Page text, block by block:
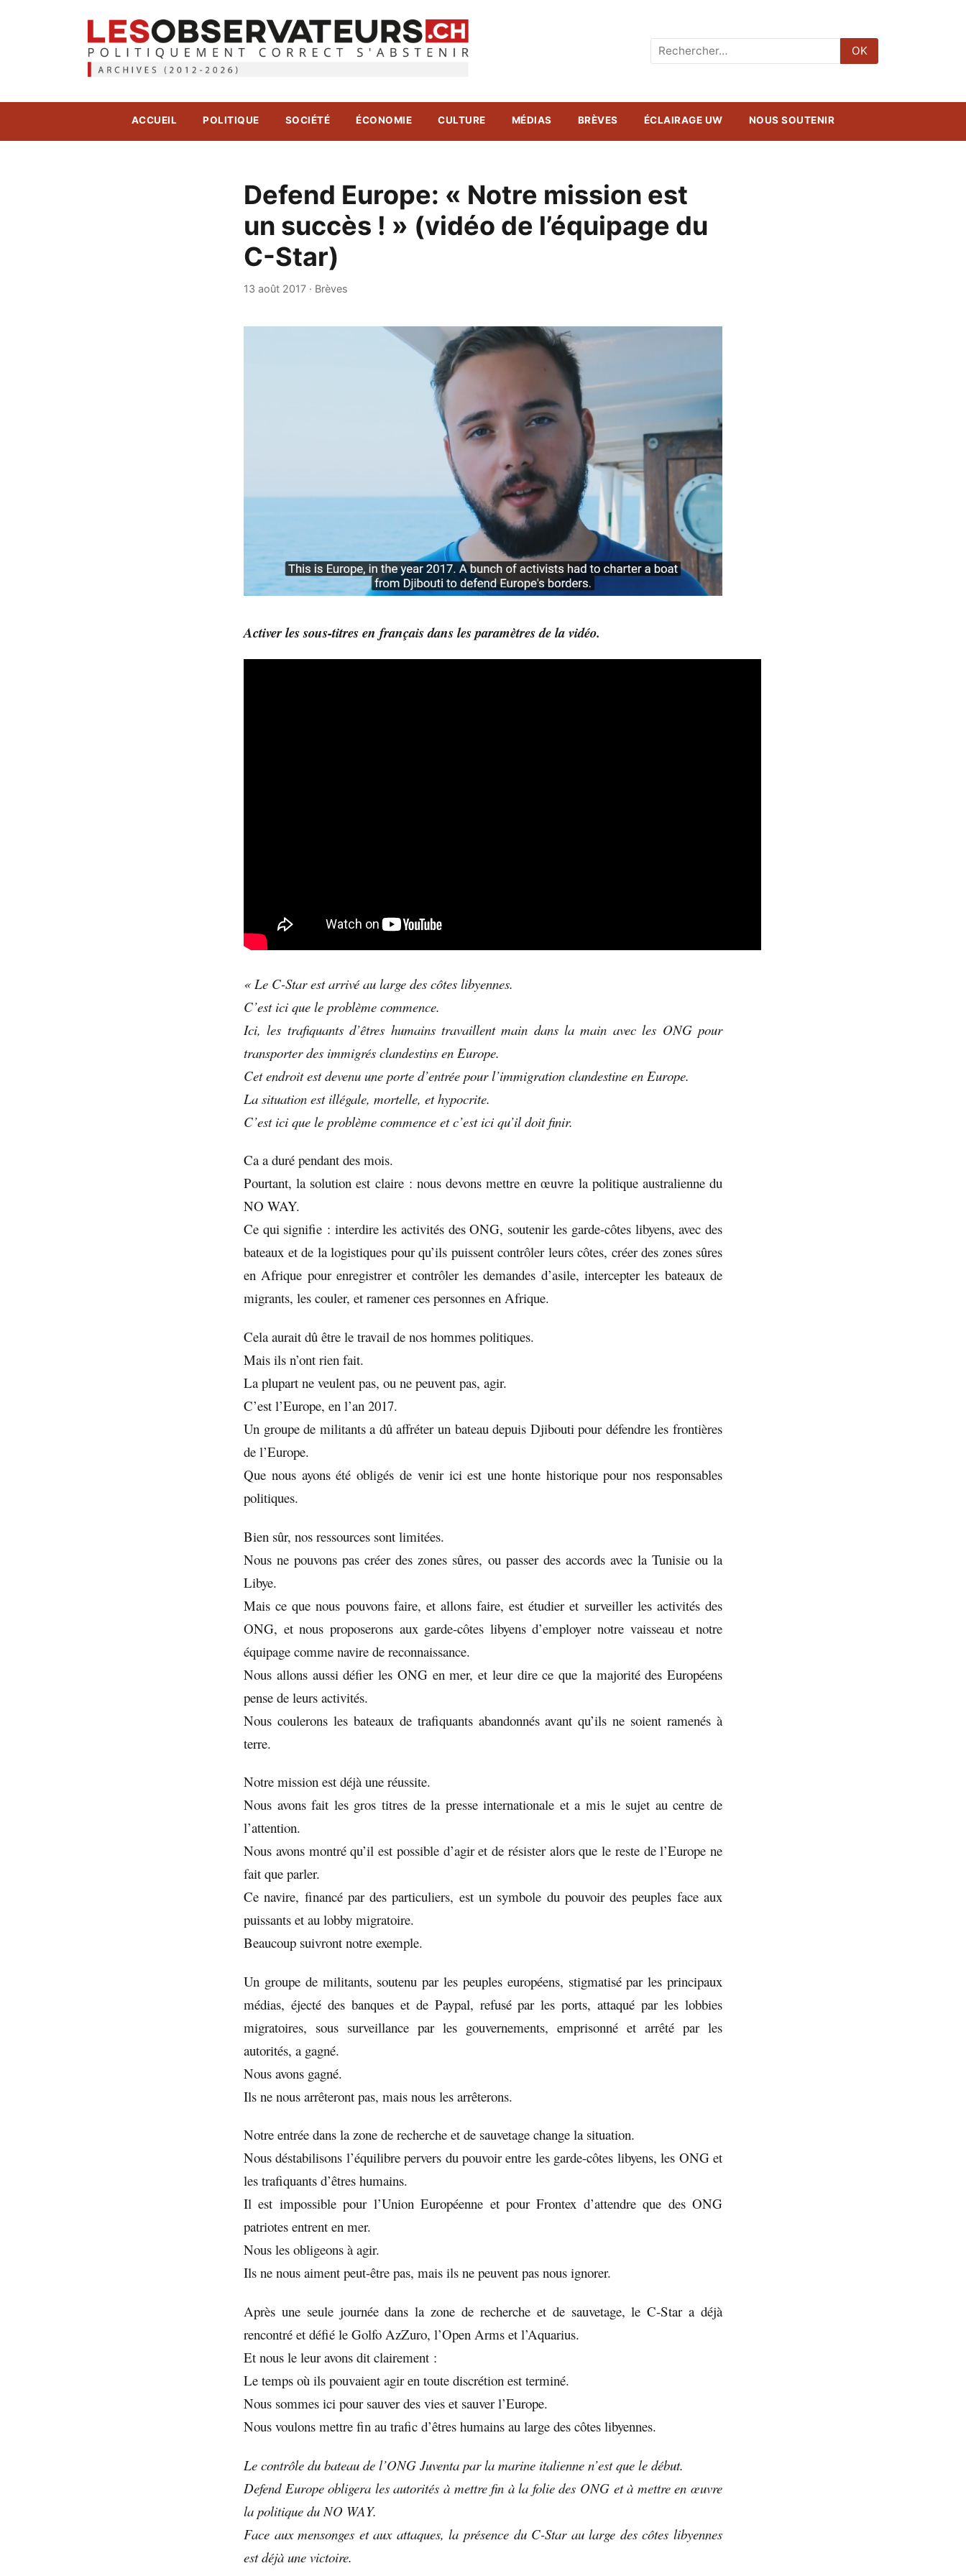
Rechercher
:
OK
ACCUEIL POLITIQUE SOCIÉTÉ ÉCONOMIE CULTURE MÉDIAS BRÈVES ÉCLAIRAGE UW NOUS SOUTENIR
Defend Europe: « Notre mission est
un succès ! » (vidéo de l’équipage du
C-Star)
13 août 2017 · Brèves
Activer les sous-titres en français dans les paramètres de la vidéo.
« Le C-Star est arrivé au large des côtes libyennes.
C’est ici que le problème commence.
Ici, les trafiquants d’êtres humains travaillent main dans la main avec les ONG pour
transporter des immigrés clandestins en Europe.
Cet endroit est devenu une porte d’entrée pour l’immigration clandestine en Europe.
La situation est illégale, mortelle, et hypocrite.
C’est ici que le problème commence et c’est ici qu’il doit finir.
Ca a duré pendant des mois.
Pourtant, la solution est claire : nous devons mettre en œuvre la politique australienne du
NO WAY.
Ce qui signifie : interdire les activités des ONG, soutenir les garde-côtes libyens, avec des
bateaux et de la logistiques pour qu’ils puissent contrôler leurs côtes, créer des zones sûres
en Afrique pour enregistrer et contrôler les demandes d’asile, intercepter les bateaux de
migrants, les couler, et ramener ces personnes en Afrique.
Cela aurait dû être le travail de nos hommes politiques.
Mais ils n’ont rien fait.
La plupart ne veulent pas, ou ne peuvent pas, agir.
C’est l’Europe, en l’an 2017.
Un groupe de militants a dû affréter un bateau depuis Djibouti pour défendre les frontières
de l’Europe.
Que nous ayons été obligés de venir ici est une honte historique pour nos responsables
politiques.
Bien sûr, nos ressources sont limitées.
Nous ne pouvons pas créer des zones sûres, ou passer des accords avec la Tunisie ou la
Libye.
Mais ce que nous pouvons faire, et allons faire, est étudier et surveiller les activités des
ONG, et nous proposerons aux garde-côtes libyens d’employer notre vaisseau et notre
équipage comme navire de reconnaissance.
Nous allons aussi défier les ONG en mer, et leur dire ce que la majorité des Européens
pense de leurs activités.
Nous coulerons les bateaux de trafiquants abandonnés avant qu’ils ne soient ramenés à
terre.
Notre mission est déjà une réussite.
Nous avons fait les gros titres de la presse internationale et a mis le sujet au centre de
l’attention.
Nous avons montré qu’il est possible d’agir et de résister alors que le reste de l’Europe ne
fait que parler.
Ce navire, financé par des particuliers, est un symbole du pouvoir des peuples face aux
puissants et au lobby migratoire.
Beaucoup suivront notre exemple.
Un groupe de militants, soutenu par les peuples européens, stigmatisé par les principaux
médias, éjecté des banques et de Paypal, refusé par les ports, attaqué par les lobbies
migratoires, sous surveillance par les gouvernements, emprisonné et arrêté par les
autorités, a gagné.
Nous avons gagné.
Ils ne nous arrêteront pas, mais nous les arrêterons.
Notre entrée dans la zone de recherche et de sauvetage change la situation.
Nous déstabilisons l’équilibre pervers du pouvoir entre les garde-côtes libyens, les ONG et
les trafiquants d’êtres humains.
Il est impossible pour l’Union Européenne et pour Frontex d’attendre que des ONG
patriotes entrent en mer.
Nous les obligeons à agir.
Ils ne nous aiment peut-être pas, mais ils ne peuvent pas nous ignorer.
Après une seule journée dans la zone de recherche et de sauvetage, le C-Star a déjà
rencontré et défié le Golfo AzZuro, l’Open Arms et l’Aquarius.
Et nous le leur avons dit clairement :
Le temps où ils pouvaient agir en toute discrétion est terminé.
Nous sommes ici pour sauver des vies et sauver l’Europe.
Nous voulons mettre fin au trafic d’êtres humains au large des côtes libyennes.
Le contrôle du bateau de l’ONG Juventa par la marine italienne n’est que le début.
Defend Europe obligera les autorités à mettre fin à la folie des ONG et à mettre en œuvre
la politique du NO WAY.
Face aux mensonges et aux attaques, la présence du C-Star au large des côtes libyennes
est déjà une victoire.